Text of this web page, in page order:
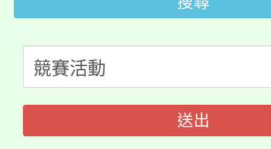
代理(課)教師甄選結果(
公告本校115學年度第
轉知中國文化大學推廣
《TA101》溝通分析基
送出